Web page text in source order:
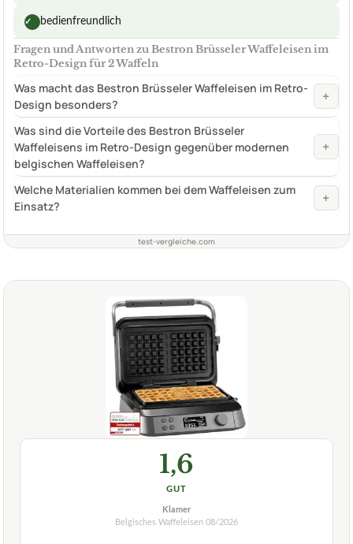
✓ bedienfreundlich
Fragen und Antworten zu Bestron Brüsseler Waffeleisen im
Retro-Design für 2 Waffeln
Was macht das Bestron Brüsseler Waffeleisen im Retro-
Design besonders?
+
Was sind die Vorteile des Bestron Brüsseler
Waffeleisens im Retro-Design gegenüber modernen
belgischen Waffeleisen?
+
Welche Materialien kommen bei dem Waffeleisen zum
Einsatz?
+
test-vergleiche.com
1,6
GUT
Klamer
Belgisches Waffeleisen 08/2026